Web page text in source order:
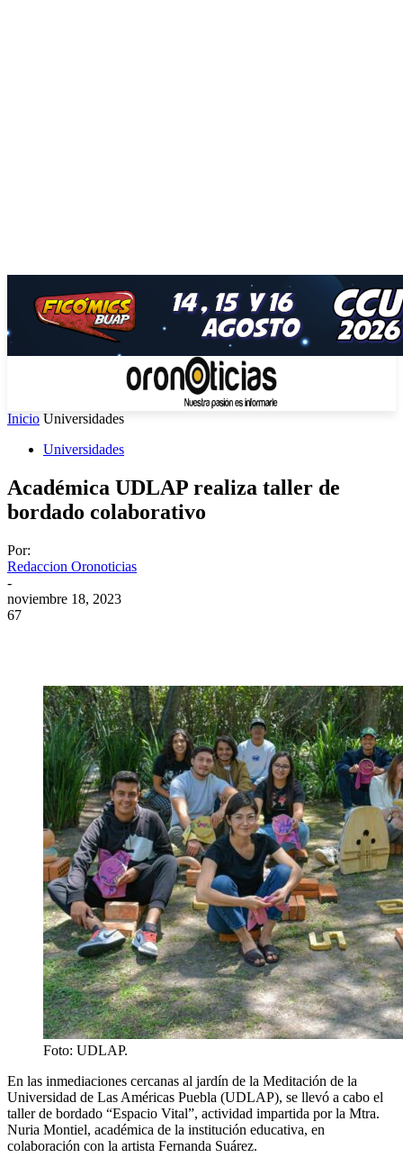
Inicio Universidades
Universidades
Académica UDLAP realiza taller de
bordado colaborativo
Por:
Redaccion Oronoticias
-
noviembre 18, 2023
67
Foto: UDLAP.
En las inmediaciones cercanas al jardín de la Meditación de la
Universidad de Las Américas Puebla (UDLAP), se llevó a cabo el
taller de bordado “Espacio Vital”, actividad impartida por la Mtra.
Nuria Montiel, académica de la institución educativa, en
colaboración con la artista Fernanda Suárez.